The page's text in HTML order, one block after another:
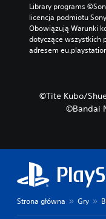
Library programs
licencja podmiotu
Obowiązują Warunki
dotyczące wszystkich
adresem
©Tite Kubo/
©Bandai
Strona główna Gry